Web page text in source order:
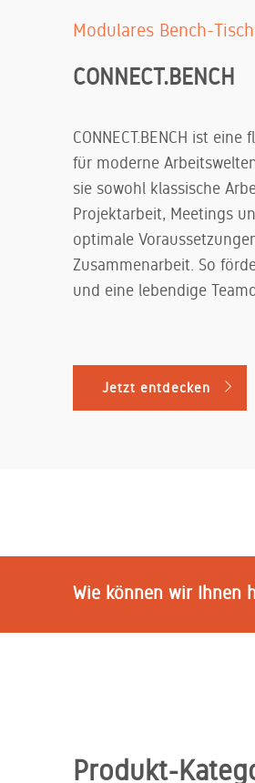
Modulares Bench-
CONNECT.BENCH
CONNECT.BENCH ist
für moderne
sie sowohl klassische
Projektarbeit, Meetings
optimale
Zusammenarbeit. So
und eine lebendige
Jetzt entdecken
Wie können wir Ihnen
Produkt-